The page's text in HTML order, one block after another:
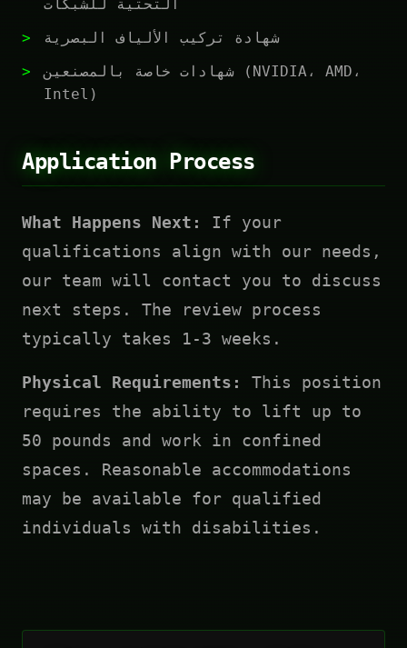
التحتية للشبكات
شهادة تركيب الألياف البصرية
شهادات خاصة بالمصنعين (NVIDIA، AMD،
Intel)
Application Process
What Happens Next:
If your
qualifications align with our needs,
our team will contact you to discuss
next steps. The review process
typically takes 1-3 weeks.
Physical Requirements:
This position
requires the ability to lift up to
50 pounds and work in confined
spaces. Reasonable accommodations
may be available for qualified
individuals with disabilities.